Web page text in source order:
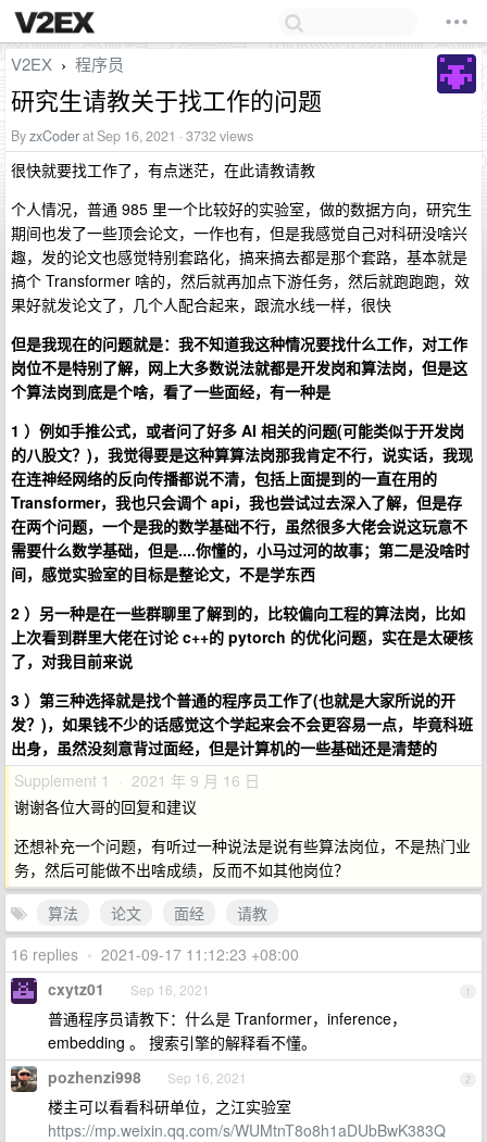
V2EX › 程序员
研究生请教关于找工作的问题
ByzxCoderat Sep 16, 2021 · 3732 views
很快就要找工作了，有点迷茫，在此请教请教
个人情况，普通 985 里一个比较好的实验室，做的数据方向，研究生
期间也发了一些顶会论文，一作也有，但是我感觉自己对科研没啥兴
趣，发的论文也感觉特别套路化，搞来搞去都是那个套路，基本就是
搞个 Transformer 啥的，然后就再加点下游任务，然后就跑跑跑，效
果好就发论文了，几个人配合起来，跟流水线一样，很快
但是我现在的问题就是：我不知道我这种情况要找什么工作，对工作
岗位不是特别了解，网上大多数说法就都是开发岗和算法岗，但是这
个算法岗到底是个啥，看了一些面经，有一种是
1 ）例如手推公式，或者问了好多 AI 相关的问题(可能类似于开发岗
的八股文？)，我觉得要是这种算算法岗那我肯定不行，说实话，我现
在连神经网络的反向传播都说不清，包括上面提到的一直在用的
Transformer，我也只会调个 api，我也尝试过去深入了解，但是存
在两个问题，一个是我的数学基础不行，虽然很多大佬会说这玩意不
需要什么数学基础，但是....你懂的，小马过河的故事；第二是没啥时
间，感觉实验室的目标是整论文，不是学东西
2 ）另一种是在一些群聊里了解到的，比较偏向工程的算法岗，比如
上次看到群里大佬在讨论 c++的 pytorch 的优化问题，实在是太硬核
了，对我目前来说
3 ）第三种选择就是找个普通的程序员工作了(也就是大家所说的开
发？)，如果钱不少的话感觉这个学起来会不会更容易一点，毕竟科班
出身，虽然没刻意背过面经，但是计算机的一些基础还是清楚的
Supplement 1 · 2021 年 9 月 16 日
谢谢各位大哥的回复和建议
还想补充一个问题，有听过一种说法是说有些算法岗位，不是热门业
务，然后可能做不出啥成绩，反而不如其他岗位？
算法
论文 面经
请教
16 replies • 2021-09-17 11:12:23 +08:00
1
cxytz01 Sep 16, 2021
普通程序员请教下：什么是 Tranformer，inference，
embedding 。 搜索引擎的解释看不懂。
2
pozhenzi998 Sep 16, 2021
楼主可以看看科研单位，之江实验室
https://mp.weixin.qq.com/s/WUMtnT8o8h1aDUbBwK383Q